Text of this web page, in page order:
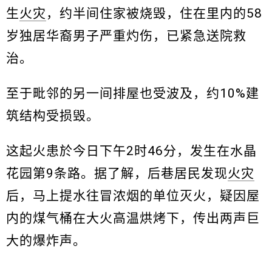
生 火灾 ，约半间住家被烧毁，住在里内的58
岁独居华裔男子严重灼伤，已紧急送院救
治。
至于毗邻的另一间排屋也受波及，约10%建
筑结构受损毁。
这起火患於今日下午2时46分，发生在水晶
花园第9条路。据了解，后巷居民发现火灾
后，马上提水往冒浓烟的单位灭火，疑因屋
内的煤气桶在大火高温烘烤下，传出两声巨
大的爆炸声。